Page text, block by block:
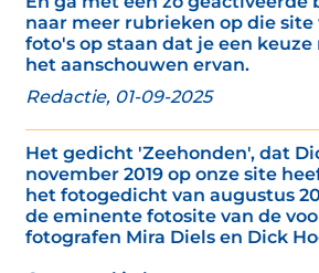
naar meer rubrieken op die site
foto's op staan dat je een
het aanschouwen ervan.
Redactie, 01-09-2025
Het gedicht 'Zeehonden', dat
november 2019 op onze site
het fotogedicht van augustus
de eminente fotosite van de
fotografen Mira Diels en Dick